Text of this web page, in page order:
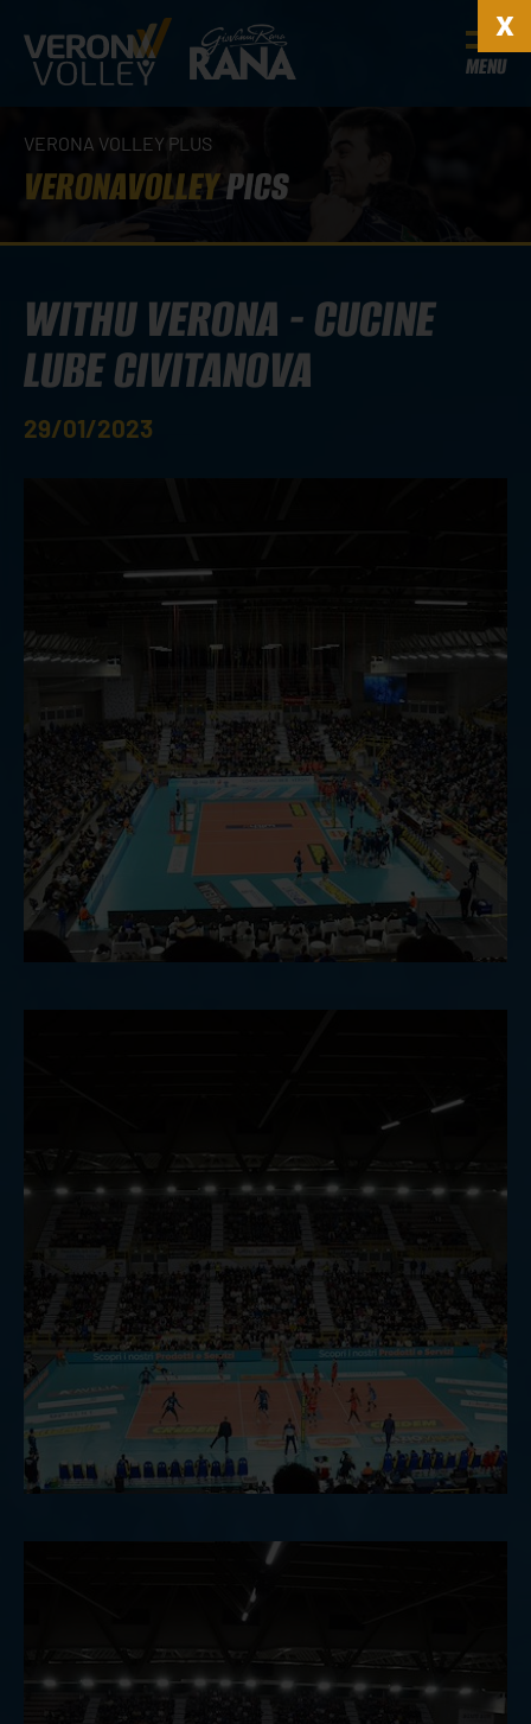
MENU
VERONA VOLLEY PLUS
VERONAVOLLEYPICS
WITHU VERONA - CUCINE
LUBE CIVITANOVA
29/01/2023